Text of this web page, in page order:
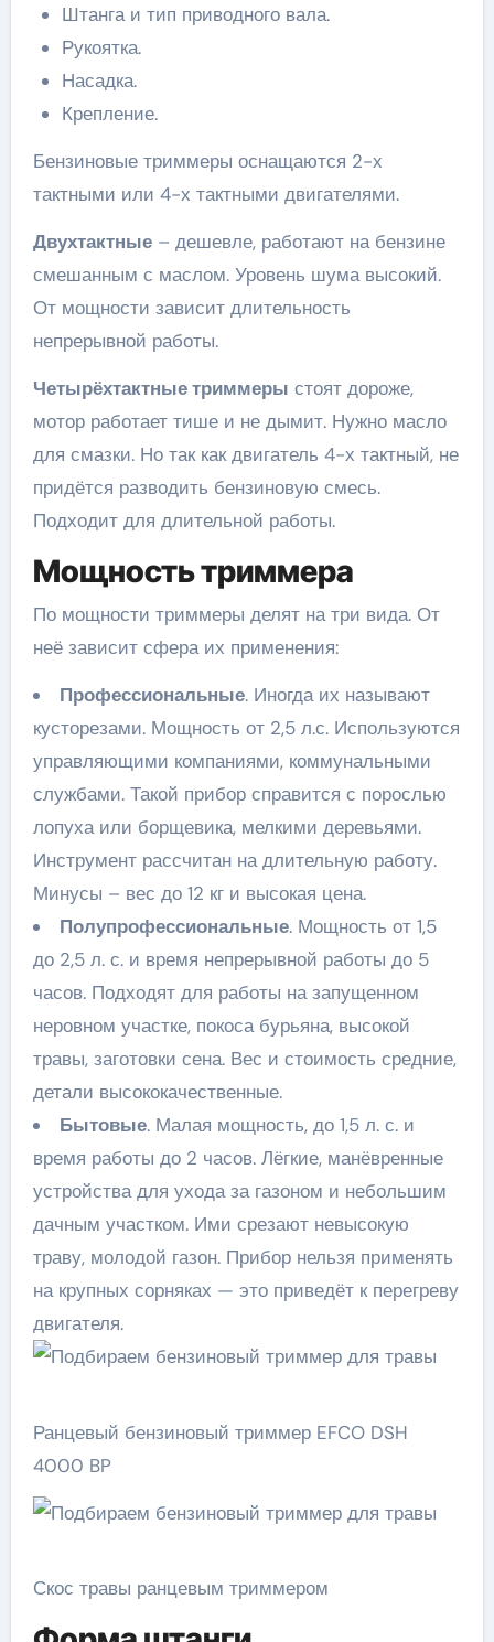
Штанга и тип приводного вала.
Рукоятка.
Насадка.
Крепление.
Бензиновые триммеры оснащаются 2-х
тактными или 4-х тактными двигателями.
Двухтактные– дешевле, работают на бензине
смешанным с маслом. Уровень шума высокий.
От мощности зависит длительность
непрерывной работы.
Четырёхтактные триммеры стоят дороже,
мотор работает тише и не дымит. Нужно масло
для смазки. Но так как двигатель 4-х тактный, не
придётся разводить бензиновую смесь.
Подходит для длительной работы.
Мощность триммера
По мощности триммеры делят на три вида. От
неё зависит сфера их применения:
Профессиональные. Иногда их называют
кусторезами. Мощность от 2,5 л.с. Используются
управляющими компаниями, коммунальными
службами. Такой прибор справится с порослью
лопуха или борщевика, мелкими деревьями.
Инструмент рассчитан на длительную работу.
Минусы – вес до 12 кг и высокая цена.
Полупрофессиональные. Мощность от 1,5
до 2,5 л. с. и время непрерывной работы до 5
часов. Подходят для работы на запущенном
неровном участке, покоса бурьяна, высокой
травы, заготовки сена. Вес и стоимость средние,
детали высококачественные.
Бытовые. Малая мощность, до 1,5 л. с. и
время работы до 2 часов. Лёгкие, манёвренные
устройства для ухода за газоном и небольшим
дачным участком. Ими срезают невысокую
траву, молодой газон. Прибор нельзя применять
на крупных сорняках — это приведёт к перегреву
двигателя.
Ранцевый бензиновый триммер EFCO DSH
4000 BP
Скос травы ранцевым триммером